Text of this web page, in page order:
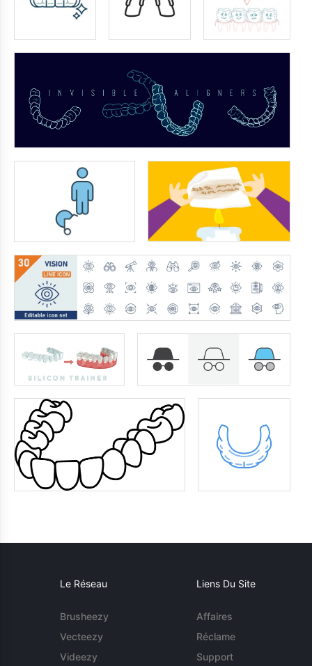
Le Réseau
Brusheezy
Vecteezy
Videezy
Liens Du Site
Affaires
Réclame
Support